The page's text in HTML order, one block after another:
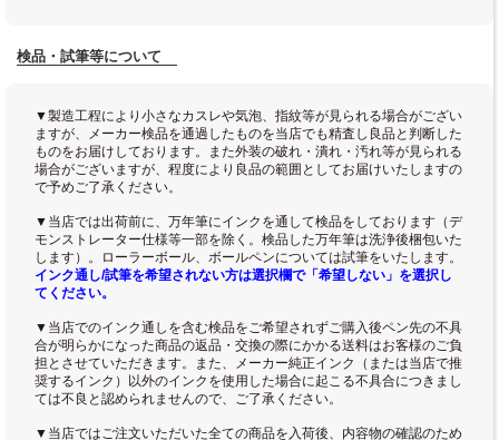
検品・試筆等について
▼製造工程により小さなカスレや気泡、指紋等が見られる場合がござい
ますが、メーカー検品を通過したものを当店でも精査し良品と判断した
ものをお届けしております。また外装の破れ・潰れ・汚れ等が見られる
場合がございますが、程度により良品の範囲としてお届けいたしますの
で予めご了承ください。
▼当店では出荷前に、万年筆にインクを通して検品をしております（デ
モンストレーター仕様等一部を除く。検品した万年筆は洗浄後梱包いた
します）。ローラーボール、ボールペンについては試筆をいたします。
インク通し/試筆を希望されない方は選択欄で「希望しない」を選択し
てください。
▼当店でのインク通しを含む検品をご希望されずご購入後ペン先の不具
合が明らかになった商品の返品・交換の際にかかる送料はお客様のご負
担とさせていただきます。また、メーカー純正インク（または当店で推
奨するインク）以外のインクを使用した場合に起こる不具合につきまし
ては不良と認められませんので、ご了承ください。
▼当店ではご注文いただいた全ての商品を入荷後、内容物の確認のため